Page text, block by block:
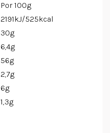
Por 100g
2191kJ/525kcal
30g
6,4g
56g
2,7g
6g
1,3g